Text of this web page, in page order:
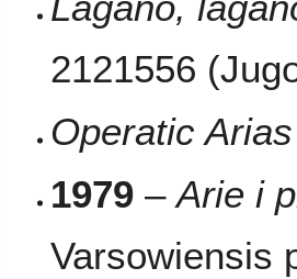
2121556
Operatic Arias
1979 –Arie i
Varsowiensis